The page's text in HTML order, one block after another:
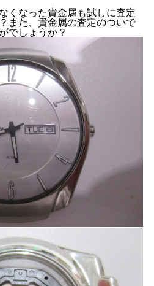
くなった貴金属も試しに査定
また、貴金属の査定のついで
でしょうか？